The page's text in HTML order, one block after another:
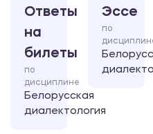
Ответы
на
билеты
по
дисциплине
Белорусская
диалектология
Эссе
по